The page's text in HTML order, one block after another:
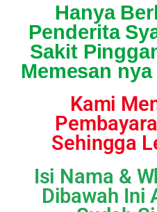
Hanya
Penderita
Sakit
Memesan
Kami
Sehingga
Isi Nama &
Dibawah Ini